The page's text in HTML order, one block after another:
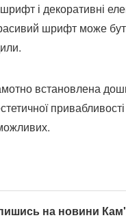
і декоративні
шрифт може
встановлена
на новини